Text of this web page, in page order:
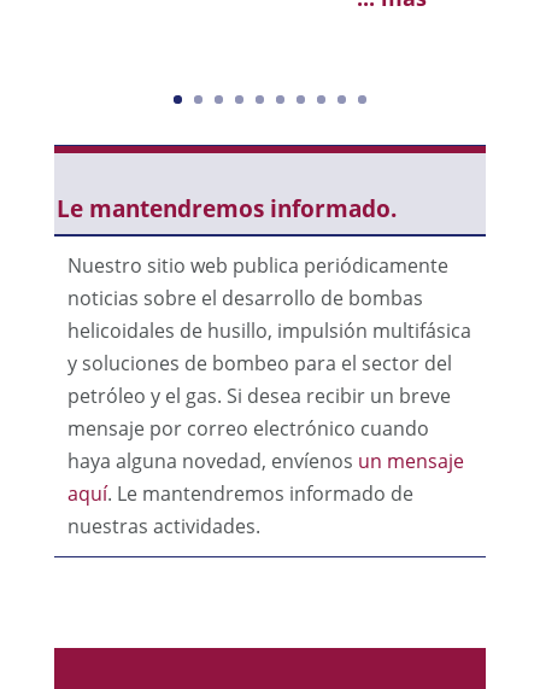
Le mantendremos informado.
Nuestro sitio web publica periódicamente
noticias sobre el desarrollo de bombas
helicoidales de husillo, impulsión multifásica
y soluciones de bombeo para el sector del
petróleo y el gas. Si desea recibir un breve
mensaje por correo electrónico cuando
haya alguna novedad, envíenos un mensaje
aquí. Le mantendremos informado de
nuestras actividades.